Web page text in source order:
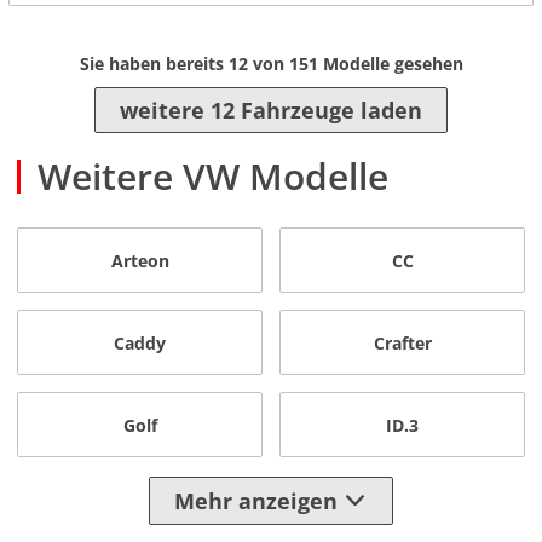
Sie haben bereits 12von 151 Modelle gesehen
weitere 12 Fahrzeuge laden
Weitere VW Modelle
Arteon CC
Caddy Crafter
Golf ID.3
Mehr anzeigen